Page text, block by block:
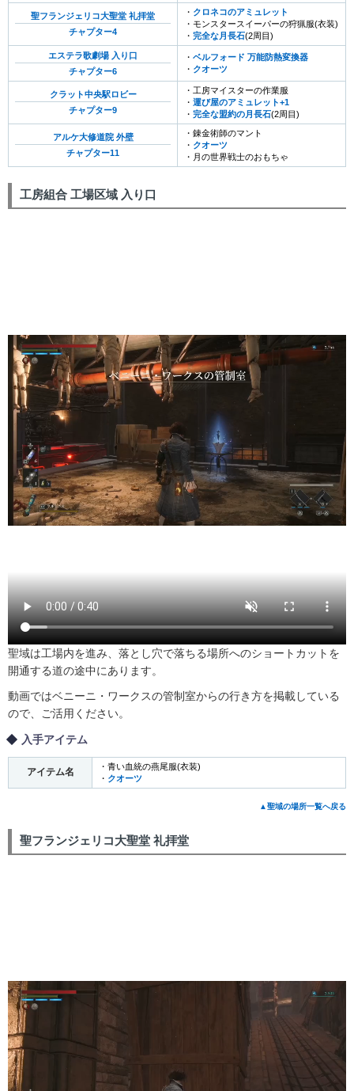
聖フランジェリコ大聖堂 礼拝堂
チャプター4
・ クロネコのアミュレット
・モンスタースイーパーの狩猟服(衣装)
・ 完全な月長石(2周目)
エステラ歌劇場 入り口
チャプター6
・ ベルフォード 万能防熱変換器
・ クオーツ
クラット中央駅ロビー
チャプター9
・工房マイスターの作業服
・ 運び屋のアミュレット+1
・ 完全な盟約の月長石(2周目)
アルケ大修道院 外壁
チャプター11
・錬金術師のマント
・ クオーツ
・月の世界戦士のおもちゃ
工房組合 工場区域 入り口
聖域は工場内を進み、落とし穴で落ちる場所へのショートカットを
開通する道の途中にあります。
動画ではベニーニ・ワークスの管制室からの行き方を掲載している
ので、ご活用ください。
入手アイテム
アイテム名
・青い血統の燕尾服(衣装)
・ クオーツ
▲聖域の場所一覧へ戻る
聖フランジェリコ大聖堂 礼拝堂